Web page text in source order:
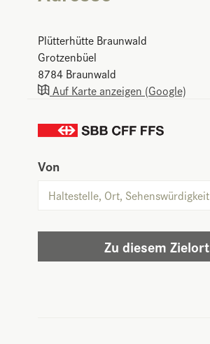
Plütterhütte Braunwald
Grotzenbüel
8784 Braunwald
Auf Karte anzeigen (Google)
Von
Zu diesem Zielort